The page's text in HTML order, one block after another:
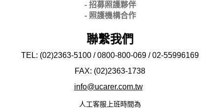
- 招募照護夥伴
- 照護機構合作
聯繫我們
TEL: (02)2363-5100 / 0800-800-069 / 02-55996169
FAX: (02)2363-1738
info@ucarer.com.tw
人工客服上班時間為